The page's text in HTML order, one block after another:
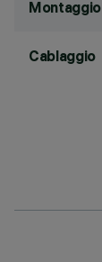
Montaggio
Cablaggio